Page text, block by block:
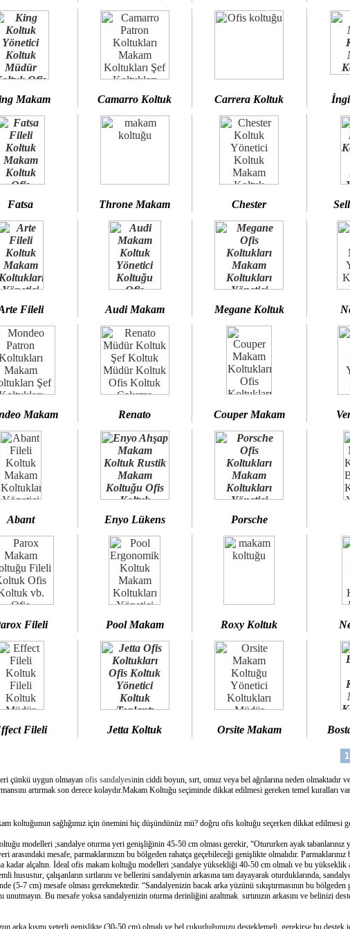
Makam Camarro Koltuk Carrera Koltuk
Fatsa Throne Makam Chester
Fileli Audi Makam Megane Koltuk
Makam Renato Couper Makam
Abant Enyo Lükens Porsche
Fileli Pool Makam Roxy Koltuk
Fileli Jetta Koltuk Orsite Makam
1
çünkü uygun olmayan ofis sandalyesinin ciddi boyun, sırt, omuz veya bel ağrılarına neden olmaktadır
artırmak son derece kolaydır.Makam Koltuğu seçiminde dikkat edilmesi gereken temel kuralları
koltuğunun sağlığımız için önemini hiç düşündünüz mü? doğru ofis koltuğu seçerken dikkat edilmesi
modelleri ;sandalye oturma yeri genişliğinin 45-50 cm olması gerekir, “Otururken ayak tabanlarınız
arasındaki mesafe, parmaklarınızın bu bölgeden rahatça geçebileceği genişlikte olmalıdır. Parmaklarınız
kadar alçaltın. İdeal ofis makam koltuğu modelleri ;sandalye yüksekliği 40-50 cm olmalı ve bu yükseklik
çalışanların sırtlarını ve bellerini sandalyenin arkasına tam dayayarak oturduklarında,
(5-7 cm) mesafe olması gerekmektedir. “Sandalyenizin bacak arka yüzünü sıkıştırmasının bu bölgeden
unutmayın. Bu mesafe yoksa sandalyenizin oturma derinliğini azaltmak sırtınızın arkasını ve belinizi
arka kısmı yeterli genişlikte (30-50 cm) olmalı ve bel çukurluğunuzu desteklemeli, gerekirse bu destek